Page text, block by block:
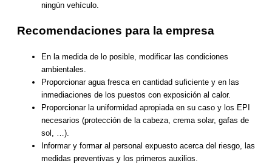
ningún vehículo.
Recomendaciones para la empresa
En la medida de lo posible, modificar las condiciones
ambientales.
Proporcionar agua fresca en cantidad suficiente y en las
inmediaciones de los puestos con exposición al calor.
Proporcionar la uniformidad apropiada en su caso y los EPI
necesarios (protección de la cabeza, crema solar, gafas de
sol, …).
Informar y formar al personal expuesto acerca del riesgo, las
medidas preventivas y los primeros auxilios.